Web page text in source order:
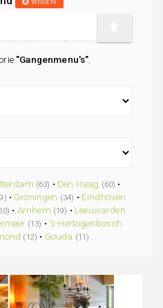
"Gangenmenu's"
(63) • Den Haag (60) •
• Groningen (34) • Eindhoven
• Arnhem (19) • Leeuwarden
(13) • 's-Hertogenbosch
(12) • Gouda (11)